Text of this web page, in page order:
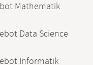
Mathematik
Data Science
Informatik